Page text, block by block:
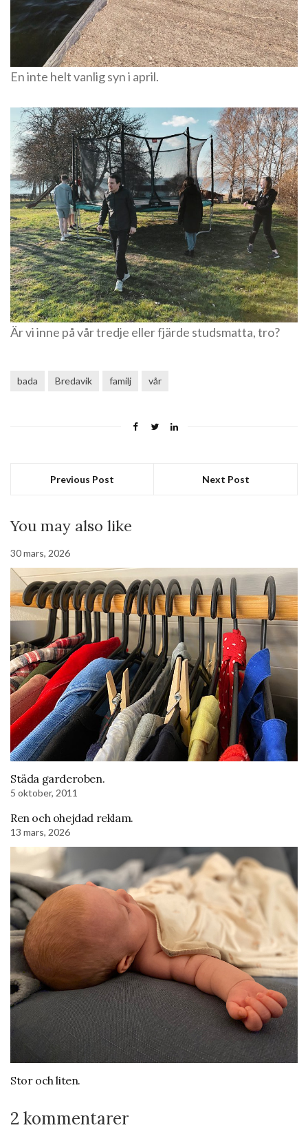
En inte helt vanlig syn i april.
Är vi inne på vår tredje eller fjärde studsmatta, tro?
bada Bredavik familj vår
Previous Post Next Post
You may also like
30 mars, 2026
Städa garderoben.
5 oktober, 2011
Ren och ohejdad reklam.
13 mars, 2026
Stor och liten.
2 kommentarer